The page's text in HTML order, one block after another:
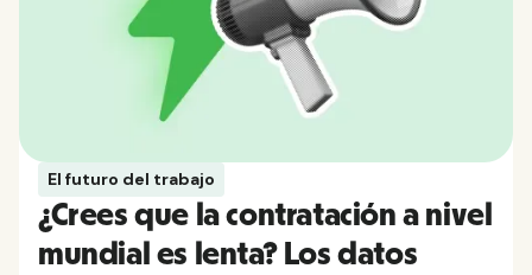
El futuro del trabajo
¿Crees que la contratación a nivel
mundial es lenta? Los datos